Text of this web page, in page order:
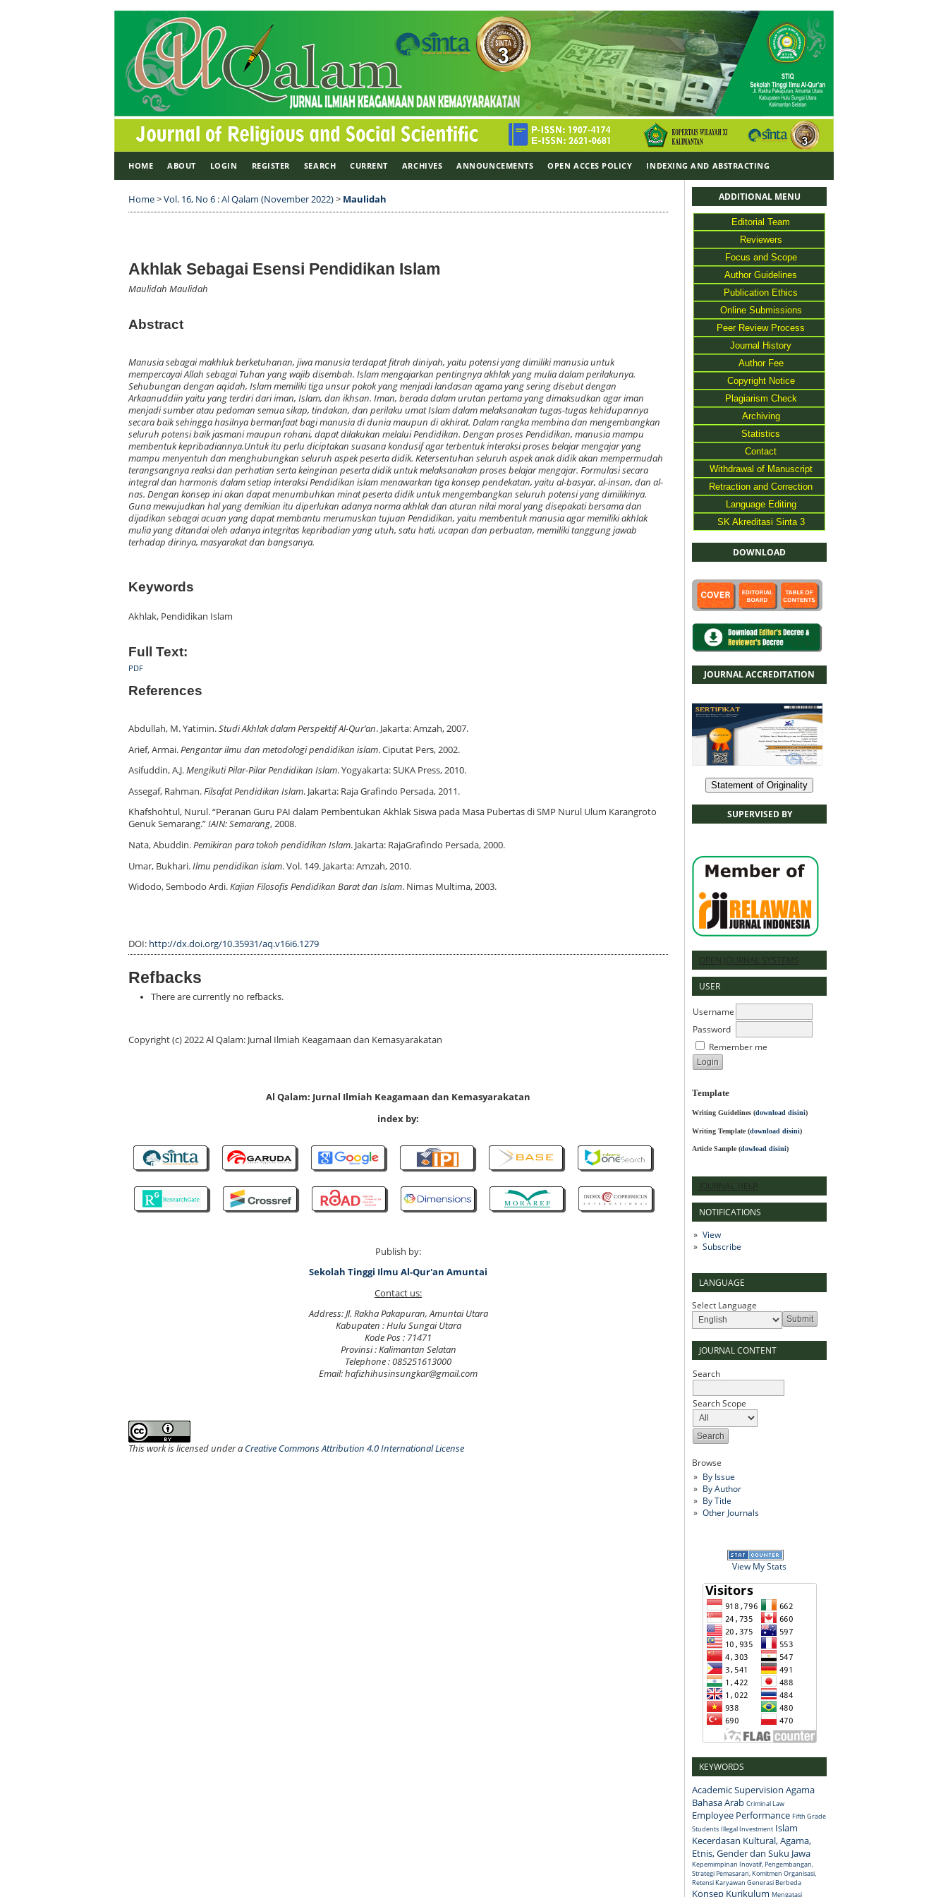
ADDITIONAL MENU
Editorial Team
Reviewers
Focus and Scope
Author Guidelines
Publication Ethics
Online Submissions
Peer Review Process
Journal History
Author Fee
Copyright Notice
Plagiarism Check
Archiving
Statistics
Contact
Withdrawal of Manuscript
Retraction and Correction
Language Editing
SK Akreditasi Sinta 3
DOWNLOAD
JOURNAL ACCREDITATION
Statement of Originality
SUPERVISED BY
OPEN JOURNAL SYSTEMS
USER
Username
Password
Remember me
Template
Writing Guidelines (download disini)
Writing Template (download disini)
Article Sample (dowload disini)
JOURNAL HELP
NOTIFICATIONS
View
Subscribe
LANGUAGE
Select Language
JOURNAL CONTENT
Search
Search Scope
Browse
By Issue
By Author
By Title
Other Journals
View My Stats
KEYWORDS
Academic Supervision Agama
Bahasa Arab Criminal Law
Employee Performance Fifth Grade
Students Illegal Investment Islam
Kecerdasan Kultural, Agama,
Etnis, Gender dan Suku Jawa
Kepemimpinan Inovatif, Pengembangan,
Strategi Pemasaran, Komitmen Organisasi,
Retensi Karyawan Generasi Berbeda
Konsep Kurikulum Mengatasi
HOME ABOUT LOGIN REGISTER SEARCH CURRENT ARCHIVES ANNOUNCEMENTS OPEN ACCES POLICY INDEXING AND ABSTRACTING
Home>Vol. 16, No 6 : Al Qalam (November 2022)> Maulidah
Akhlak Sebagai Esensi Pendidikan Islam
Maulidah Maulidah
Abstract
Manusia sebagai makhluk berketuhanan, jiwa manusia terdapat fitrah diniyah, yaitu potensi yang dimiliki manusia untuk
mempercayai Allah sebagai Tuhan yang wajib disembah. Islam mengajarkan pentingnya akhlak yang mulia dalam perilakunya.
Sehubungan dengan aqidah, Islam memiliki tiga unsur pokok yang menjadi landasan agama yang sering disebut dengan
Arkaanuddiin yaitu yang terdiri dari iman, Islam, dan ikhsan. Iman, berada dalam urutan pertama yang dimaksudkan agar iman
menjadi sumber atau pedoman semua sikap, tindakan, dan perilaku umat Islam dalam melaksanakan tugas-tugas kehidupannya
secara baik sehingga hasilnya bermanfaat bagi manusia di dunia maupun di akhirat. Dalam rangka membina dan mengembangkan
seluruh potensi baik jasmani maupun rohani, dapat dilakukan melalui Pendidikan. Dengan proses Pendidikan, manusia mampu
membentuk kepribadiannya.Untuk itu perlu diciptakan suasana kondusif agar terbentuk interaksi proses belajar mengajar yang
mampu menyentuh dan menghubungkan seluruh aspek peserta didik. Ketersentuhan seluruh aspek anak didik akan mempermudah
terangsangnya reaksi dan perhatian serta keinginan peserta didik untuk melaksanakan proses belajar mengajar. Formulasi secara
integral dan harmonis dalam setiap interaksi Pendidikan islam menawarkan tiga konsep pendekatan, yaitu al-basyar, al-insan, dan al-
nas. Dengan konsep ini akan dapat menumbuhkan minat peserta didik untuk mengembangkan seluruh potensi yang dimilikinya.
Guna mewujudkan hal yang demikian itu diperlukan adanya norma akhlak dan aturan nilai moral yang disepakati bersama dan
dijadikan sebagai acuan yang dapat membantu merumuskan tujuan Pendidikan, yaitu membentuk manusia agar memiliki akhlak
mulia yang ditandai oleh adanya integritas kepribadian yang utuh, satu hati, ucapan dan perbuatan, memiliki tanggung jawab
terhadap dirinya, masyarakat dan bangsanya.
Keywords
Akhlak, Pendidikan Islam
Full Text:
PDF
References
Abdullah, M. Yatimin.Studi Akhlak dalam Perspektif Al-Qur’an. Jakarta: Amzah, 2007.
Arief, Armai.Pengantar ilmu dan metodologi pendidikan islam. Ciputat Pers, 2002.
Asifuddin, A.J.Mengikuti Pilar-Pilar Pendidikan Islam. Yogyakarta: SUKA Press, 2010.
Assegaf, Rahman.Filsafat Pendidikan Islam. Jakarta: Raja Grafindo Persada, 2011.
Khafshohtul, Nurul. “Peranan Guru PAI dalam Pembentukan Akhlak Siswa pada Masa Pubertas di SMP Nurul Ulum Karangroto
Genuk Semarang.”IAIN: Semarang, 2008.
Nata, Abuddin.Pemikiran para tokoh pendidikan Islam. Jakarta: RajaGrafindo Persada, 2000.
Umar, Bukhari.Ilmu pendidikan islam. Vol. 149. Jakarta: Amzah, 2010.
Widodo, Sembodo Ardi.Kajian Filosofis Pendidikan Barat dan Islam. Nimas Multima, 2003.
DOI: http://dx.doi.org/10.35931/aq.v16i6.1279
Refbacks
There are currently no refbacks.
Copyright (c) 2022 Al Qalam: Jurnal Ilmiah Keagamaan dan Kemasyarakatan
Al Qalam: Jurnal Ilmiah Keagamaan dan Kemasyarakatan
index by:
Publish by:
Sekolah Tinggi Ilmu Al-Qur'an Amuntai
Contact us:
Address: Jl. Rakha Pakapuran, Amuntai Utara
Kabupaten : Hulu Sungai Utara
Kode Pos : 71471
Provinsi : Kalimantan Selatan
Telephone : 085251613000
Email: hafizhihusinsungkar@gmail.com
This work is licensed under a Creative Commons Attribution 4.0 International License